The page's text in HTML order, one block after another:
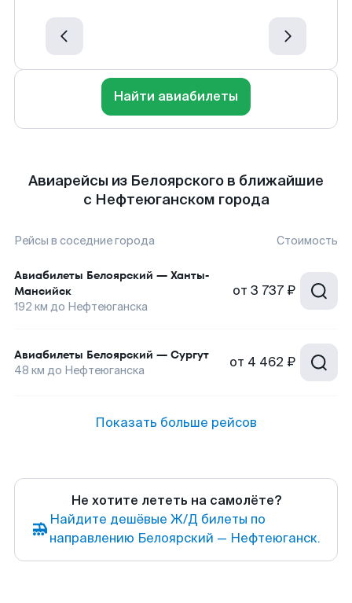
Найти авиабилеты
Авиарейсы из Белоярского в ближайшие
с Нефтеюганском города
Рейсы в соседние города Стоимость
Авиабилеты Белоярский — Ханты-
Мансийск
192 км до Нефтеюганска
от 3 737 ₽
Авиабилеты Белоярский — Сургут
48 км до Нефтеюганска от 4 462 ₽
Показать больше рейсов
Не хотите лететь на самолёте?
Найдите дешёвые Ж/Д билеты по
направлению Белоярский — Нефтеюганск.